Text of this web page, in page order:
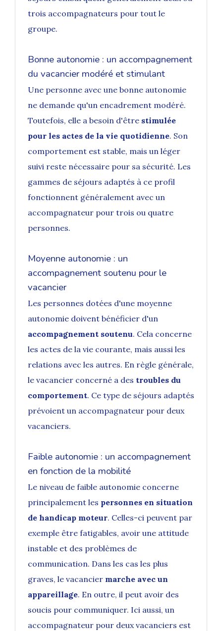
trois accompagnateurs pour tout le
groupe.
Bonne autonomie : un accompagnement
du vacancier modéré et stimulant
Une personne avec une bonne autonomie
ne demande qu'un encadrement modéré.
Toutefois, elle a besoin d'être stimulée
pour les actes de la vie quotidienne. Son
comportement est stable, mais un léger
suivi reste nécessaire pour sa sécurité. Les
gammes de séjours adaptés à ce profil
fonctionnent généralement avec un
accompagnateur pour trois ou quatre
personnes.
Moyenne autonomie : un
accompagnement soutenu pour le
vacancier
Les personnes dotées d'une moyenne
autonomie doivent bénéficier d'un
accompagnement soutenu. Cela concerne
les actes de la vie courante, mais aussi les
relations avec les autres. En règle générale,
le vacancier concerné a des troubles du
comportement. Ce type de séjours adaptés
prévoient un accompagnateur pour deux
vacanciers.
Faible autonomie : un accompagnement
en fonction de la mobilité
Le niveau de faible autonomie concerne
principalement les personnes en situation
de handicap moteur. Celles-ci peuvent par
exemple être fatigables, avoir une attitude
instable et des problèmes de
communication. Dans les cas les plus
graves, le vacancier marche avec un
appareillage. En outre, il peut avoir des
soucis pour communiquer. Ici aussi, un
accompagnateur pour deux vacanciers est